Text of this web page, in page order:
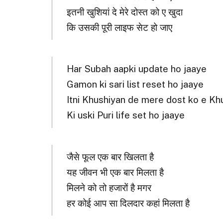
इतनी खुशियां दे मेरे दोस्त को ए खुदा
कि उसकी पूरी लाइफ सेट हो जाए
Har Subah aapki update ho jaaye
Gamon ki sari list reset ho jaaye
Itni Khushiyan de mere dost ko e
Ki uski Puri life set ho jaaye
जैसे फूल एक बार खिलता है
यह जीवन भी एक बार मिलता है
मिलने को तो हजारों है मगर
हर कोई आप सा दिलदार कहां मिलता है